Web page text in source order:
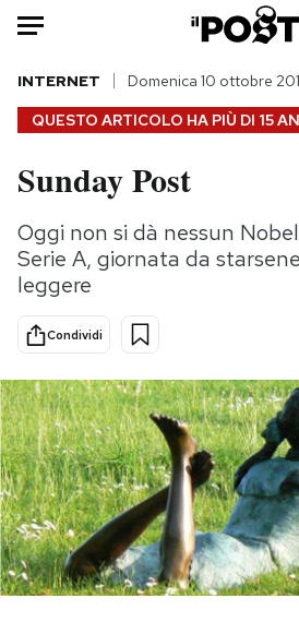
Auto
HOME
Italia
Politica
Tecnologia
Scienza
Economia
Sport
PODCAST
QUESTO ARTICOLO HA PIÙ DI 15
INTERNET Domenica 10 ottobre
Sunday Post
Oggi non si dà nessun
Serie A, giornata da
leggere
Condividi